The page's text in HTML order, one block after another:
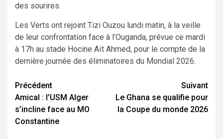
des sourires.
Les Verts ont rejoint Tizi Ouzou lundi matin, à la veille
de leur confrontation face à l’Ouganda, prévue ce mardi
à 17h au stade Hocine Aït Ahmed, pour le compte de la
dernière journée des éliminatoires du Mondial 2026.
Navigation
d’article
Précédent
Amical : l’USM Alger
s’incline face au MO
Constantine
Suivant
Le Ghana se qualifie pour
la Coupe du monde 2026